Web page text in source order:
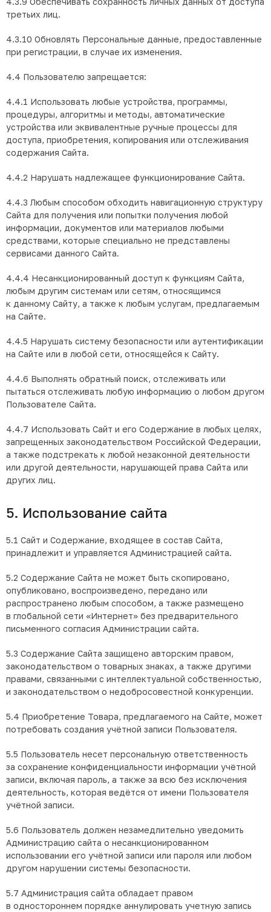
третьих лиц.
4.3.10 Обновлять Персональные данные, предоставленные
при регистрации, в случае их изменения.
4.4 Пользователю запрещается:
4.4.1 Использовать любые устройства, программы,
процедуры, алгоритмы и методы, автоматические
устройства или эквивалентные ручные процессы для
доступа, приобретения, копирования или отслеживания
содержания Сайта.
4.4.2 Нарушать надлежащее функционирование Сайта.
4.4.3 Любым способом обходить навигационную структуру
Сайта для получения или попытки получения любой
информации, документов или материалов любыми
средствами, которые специально не представлены
сервисами данного Сайта.
4.4.4 Несанкционированный доступ к функциям Сайта,
любым другим системам или сетям, относящимся
к данному Сайту, а также к любым услугам, предлагаемым
на Сайте.
4.4.5 Нарушать систему безопасности или аутентификации
на Сайте или в любой сети, относящейся к Сайту.
4.4.6 Выполнять обратный поиск, отслеживать или
пытаться отслеживать любую информацию о любом другом
Пользователе Сайта.
4.4.7 Использовать Сайт и его Содержание в любых целях,
запрещенных законодательством Российской Федерации,
а также подстрекать к любой незаконной деятельности
или другой деятельности, нарушающей права Сайта или
других лиц.
5. Использование сайта
5.1 Сайт и Содержание, входящее в состав Сайта,
принадлежит и управляется Администрацией сайта.
5.2 Содержание Сайта не может быть скопировано,
опубликовано, воспроизведено, передано или
распространено любым способом, а также размещено
в глобальной сети «Интернет» без предварительного
письменного согласия Администрации сайта.
5.3 Содержание Сайта защищено авторским правом,
законодательством о товарных знаках, а также другими
правами, связанными с интеллектуальной собственностью,
и законодательством о недобросовестной конкуренции.
5.4 Приобретение Товара, предлагаемого на Сайте, может
потребовать создания учётной записи Пользователя.
5.5 Пользователь несет персональную ответственность
за сохранение конфиденциальности информации учётной
записи, включая пароль, а также за всю без исключения
деятельность, которая ведётся от имени Пользователя
учётной записи.
5.6 Пользователь должен незамедлительно уведомить
Администрацию сайта о несанкционированном
использовании его учётной записи или пароля или любом
другом нарушении системы безопасности.
5.7 Администрация сайта обладает правом
в одностороннем порядке аннулировать учетную запись